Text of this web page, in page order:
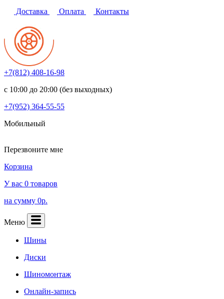
Доставка Оплата Контакты
+7(812) 408-16-98
с 10:00 до 20:00 (без выходных)
+7(952) 364-55-55
Мобильный
Перезвоните мне
Корзина
У вас 0 товаров
на сумму 0р.
Меню
Шины
Диски
Шиномонтаж
Онлайн-запись